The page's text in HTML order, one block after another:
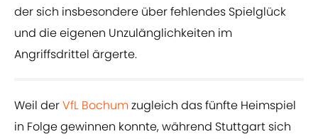
der sich insbesondere über fehlendes Spielglück
und die eigenen Unzulänglichkeiten im
Angriffsdrittel ärgerte.
Weil derVfL Bochumzugleich das fünfte Heimspiel
in Folge gewinnen konnte, während Stuttgart sich